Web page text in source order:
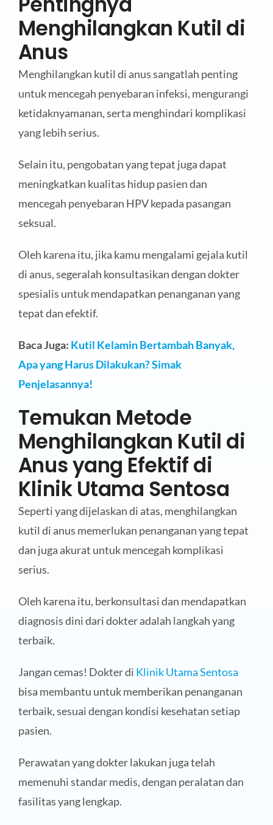
Menghilangkan Kutil di
Anus
Menghilangkan kutil di anus sangatlah penting
untuk mencegah penyebaran infeksi, mengurangi
ketidaknyamanan, serta menghindari komplikasi
yang lebih serius.
Selain itu, pengobatan yang tepat juga dapat
meningkatkan kualitas hidup pasien dan
mencegah penyebaran HPV kepada pasangan
seksual.
Oleh karena itu, jika kamu mengalami gejala kutil
di anus, segeralah konsultasikan dengan dokter
spesialis untuk mendapatkan penanganan yang
tepat dan efektif.
Baca Juga: Kutil Kelamin Bertambah Banyak,
Apa yang Harus Dilakukan? Simak
Penjelasannya!
Temukan Metode
Menghilangkan Kutil di
Anus yang Efektif di
Klinik Utama Sentosa
Seperti yang dijelaskan di atas, menghilangkan
kutil di anus memerlukan penanganan yang tepat
dan juga akurat untuk mencegah komplikasi
serius.
Oleh karena itu, berkonsultasi dan mendapatkan
diagnosis dini dari dokter adalah langkah yang
terbaik.
Jangan cemas! Dokter di Klinik Utama Sentosa
bisa membantu untuk memberikan penanganan
terbaik, sesuai dengan kondisi kesehatan setiap
pasien.
Perawatan yang dokter lakukan juga telah
memenuhi standar medis, dengan peralatan dan
fasilitas yang lengkap.